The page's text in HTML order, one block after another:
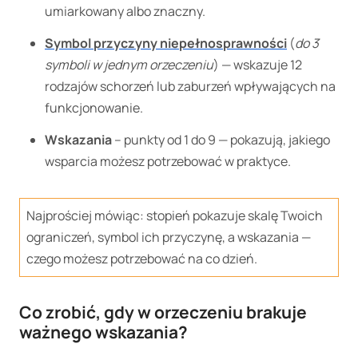
umiarkowany albo znaczny.
Symbol przyczyny niepełnosprawności (do 3
symboli w jednym orzeczeniu) — wskazuje 12
rodzajów schorzeń lub zaburzeń wpływających na
funkcjonowanie.
Wskazania– punkty od 1 do 9 — pokazują, jakiego
wsparcia możesz potrzebować w praktyce.
Najprościej mówiąc: stopień pokazuje skalę Twoich
ograniczeń, symbol ich przyczynę, a wskazania —
czego możesz potrzebować na co dzień.
Co zrobić, gdy w orzeczeniu brakuje
ważnego wskazania?